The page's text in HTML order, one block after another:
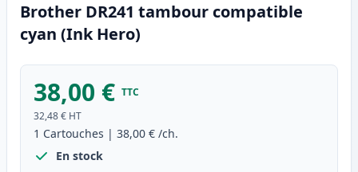
Brother DR241 tambour compatible
cyan (Ink Hero)
38,00 € TTC
32,48 € HT
1 Cartouches | 38,00 € /ch.
En stock